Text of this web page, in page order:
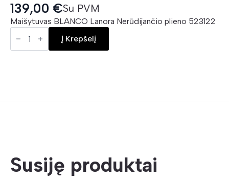
139,00 €Su PVM
Maišytuvas BLANCO Lanora Nerūdijančio plieno 523122
BLANCO
Lanora
Į Krepšelį
Susiję produktai